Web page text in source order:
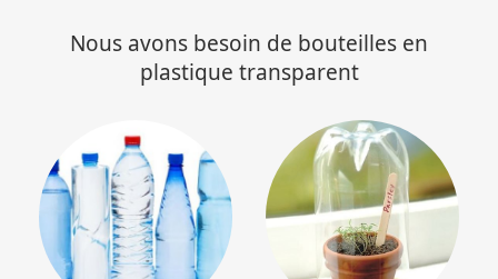
Nous avons besoin de bouteilles en
plastique transparent